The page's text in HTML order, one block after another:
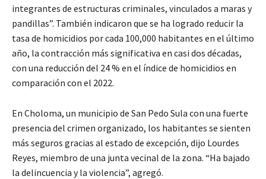
integrantes de estructuras criminales, vinculados a maras y
pandillas”. También indicaron que se ha logrado reducir la
tasa de homicidios por cada 100,000 habitantes en el último
año, la contracción más significativa en casi dos décadas,
con una reducción del 24 % en el índice de homicidios en
comparación con el 2022.
En Choloma, un municipio de San Pedo Sula con una fuerte
presencia del crimen organizado, los habitantes se sienten
más seguros gracias al estado de excepción, dijo Lourdes
Reyes, miembro de una junta vecinal de la zona. “Ha bajado
la delincuencia y la violencia”, agregó.